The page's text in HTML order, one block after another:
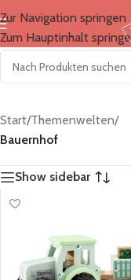
Zur Navigation springen
Zum Hauptinhalt
Start/Themenwelten/
Bauernhof
Show sidebar